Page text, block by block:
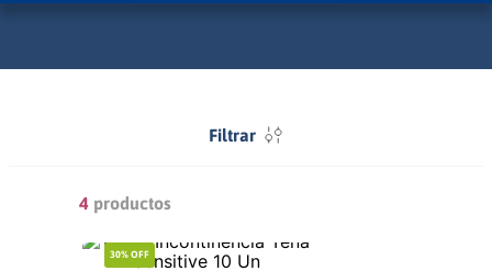
Filtrar
4 productos
30% OFF